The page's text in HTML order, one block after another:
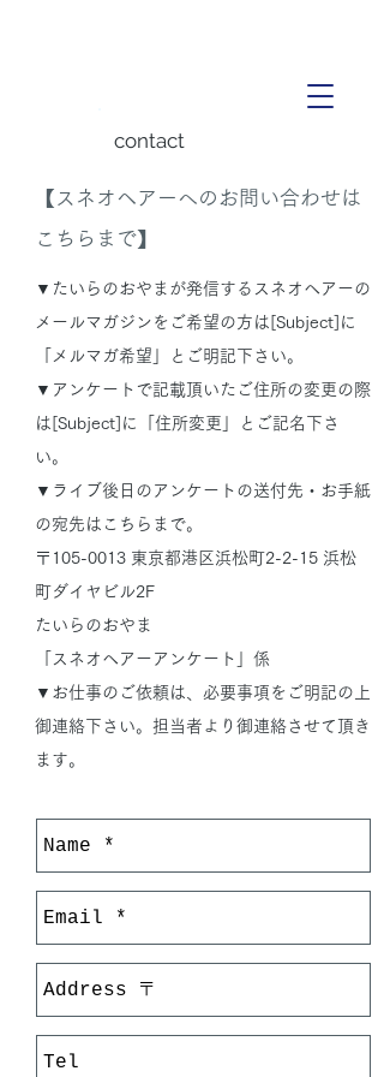
contact
【スネオヘアーへのお問い合わせは
こちらまで】
▼たいらのおやまが発信するスネオヘアーの
メールマガジンをご希望の方は[Subject]に
「メルマガ希望」とご明記下さい。
▼アンケートで記載頂いたご住所の変更の際
は[Subject]に「住所変更」とご記名下さ
い。
▼ライブ後日のアンケートの送付先・お手紙
の宛先はこちらまで。
〒105-0013 東京都港区浜松町2-2-15 浜松
町ダイヤビル2F
たいらのおやま
「スネオヘアーアンケート」係
▼お仕事のご依頼は、必要事項をご明記の上
御連絡下さい。担当者より御連絡させて頂き
ます。